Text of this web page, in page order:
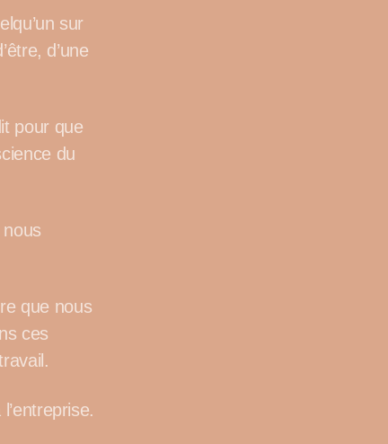
sur
d’une
pour que
du
que nous
ces